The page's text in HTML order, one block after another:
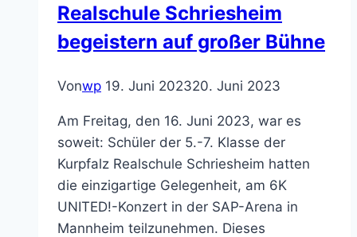
Realschule Schriesheim
begeistern auf großer Bühne
Vonwp 19. Juni 202320. Juni 2023
Am Freitag, den 16. Juni 2023, war es
soweit: Schüler der 5.-7. Klasse der
Kurpfalz Realschule Schriesheim hatten
die einzigartige Gelegenheit, am 6K
UNITED!-Konzert in der SAP-Arena in
Mannheim teilzunehmen. Dieses